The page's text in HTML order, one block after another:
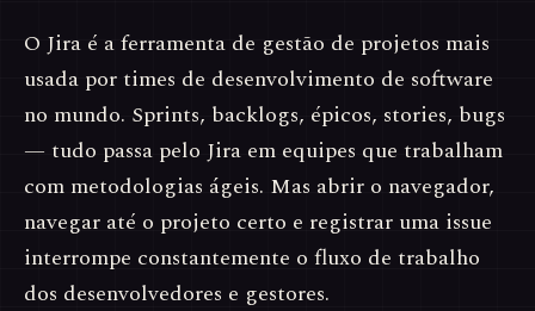
O Jira é a ferramenta de gestão de projetos mais
usada por times de desenvolvimento de software
no mundo. Sprints, backlogs, épicos, stories, bugs
— tudo passa pelo Jira em equipes que trabalham
com metodologias ágeis. Mas abrir o navegador,
navegar até o projeto certo e registrar uma issue
interrompe constantemente o fluxo de trabalho
dos desenvolvedores e gestores.